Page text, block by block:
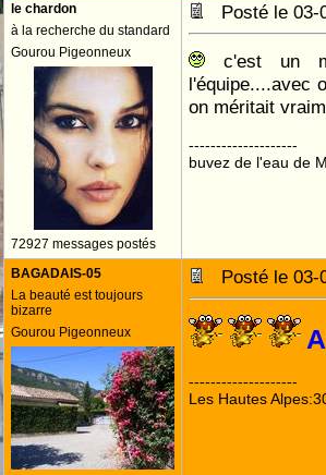
le chardon
à la recherche du standard
Gourou Pigeonneux
72927 messages postés
Posté le
c'est un
l'équipe....avec
on méritait
--------------------
buvez de l'eau de
BAGADAIS-05
La beauté est toujours
bizarre
Gourou Pigeonneux
Posté le
--------------------
Les Hautes